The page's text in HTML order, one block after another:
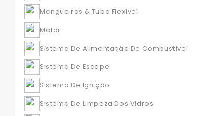
Mangueiras & Tubo Flexível
Motor
Sistema De Alimentação De Combustível
Sistema De Escape
Sistema De Ignição
Sistema De Limpeza Dos Vidros